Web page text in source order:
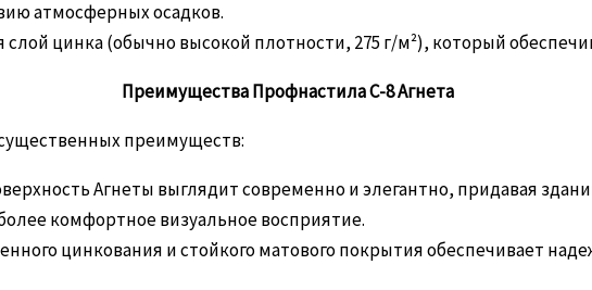
атмосферных осадков.
цинка (обычно высокой плотности, 275 г/м²), который
Преимущества Профнастила С-8 Агнета
преимуществ:
Агнеты выглядит современно и элегантно, придавая
комфортное визуальное восприятие.
цинкования и стойкого матового покрытия обеспечивает